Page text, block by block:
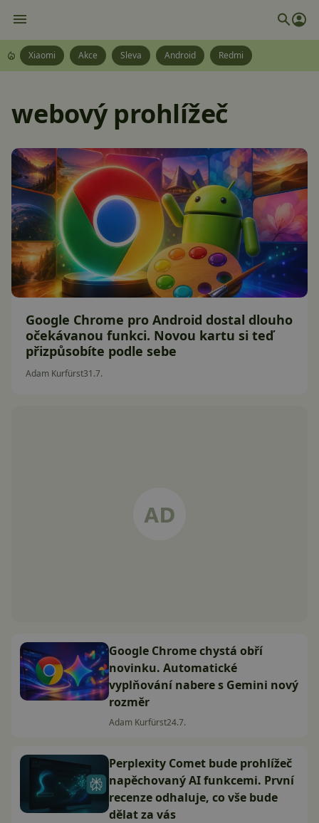
Xiaomi Akce Sleva Android Redmi
webový prohlížeč
Google Chrome pro Android dostal dlouho
očekávanou funkci. Novou kartu si teď
přizpůsobíte podle sebe
Adam Kurfürst31.7.
Google Chrome chystá obří
novinku. Automatické
vyplňování nabere s Gemini nový
rozměr
Adam Kurfürst24.7.
Perplexity Comet bude prohlížeč
napěchovaný AI funkcemi. První
recenze odhaluje, co vše bude
dělat za vás